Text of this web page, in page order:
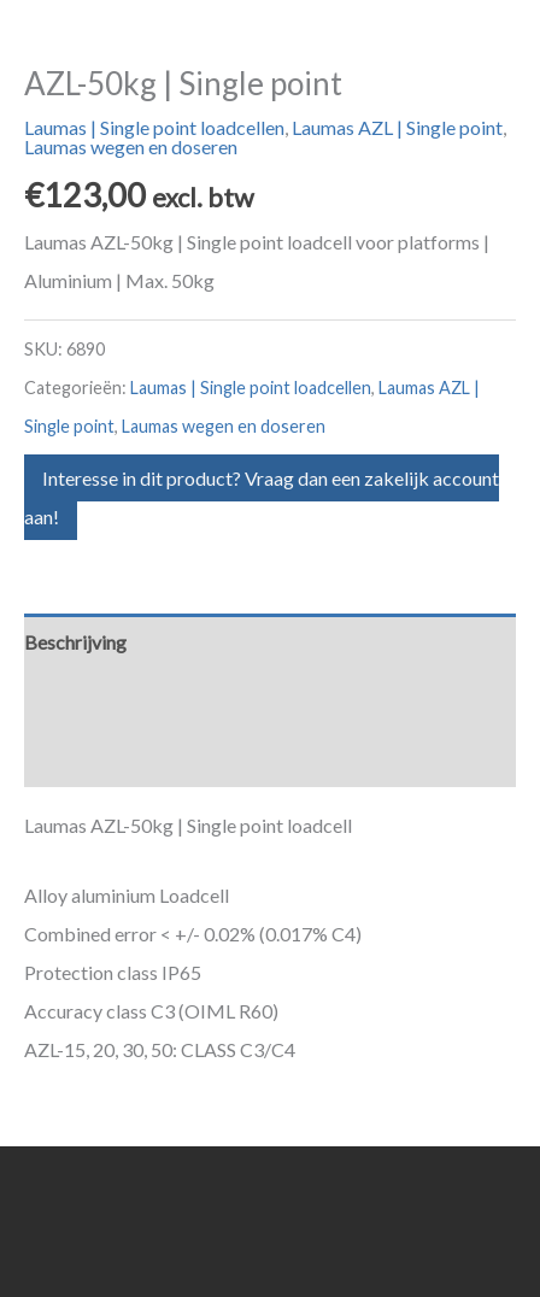
AZL-50kg | Single point
Laumas | Single point loadcellen, Laumas AZL | Single point,
Laumas wegen en doseren
€123,00 excl. btw
Laumas AZL-50kg | Single point loadcell voor platforms |
Aluminium | Max. 50kg
SKU: 6890
Categorieën: Laumas | Single point loadcellen, Laumas AZL |
Single point, Laumas wegen en doseren
Interesse in dit product? Vraag dan een zakelijk account
aan!
Beschrijving
Laumas AZL-50kg | Single point loadcell
Alloy aluminium Loadcell
Combined error < +/- 0.02% (0.017% C4)
Protection class IP65
Accuracy class C3 (OIML R60)
AZL-15, 20, 30, 50: CLASS C3/C4